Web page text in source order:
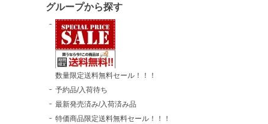
グループから探す
数量限定送料無料セール！！！
予約品/入荷待ち
最新発売済み/入荷済み品
特価商品限定送料無料セール！！！